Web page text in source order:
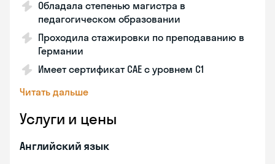
Обладала степенью магистра в
педагогическом образовании
Проходила стажировки по преподаванию в
Германии
Имеет сертификат САЕ с уровнем С1
Читать дальше
Услуги и цены
Английский язык